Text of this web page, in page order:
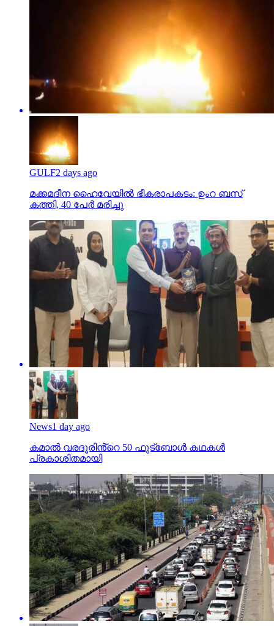
GULF2 days ago
മക്കമദീന ഹൈവേയില്‍ ഭീകരാപകടം: ഉംറ ബസ്
കത്തി, 40 പേര്‍ മരിച്ചു
News1 day ago
കമാൽ വരദൂരിൻ്റെ 50 ഫുട്ബോൾ കഥകൾ
പ്രകാശിതമായി